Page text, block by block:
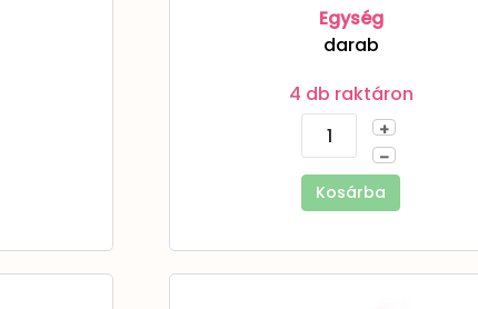
Egység
darab
4 db raktáron
+
–
Kosárba